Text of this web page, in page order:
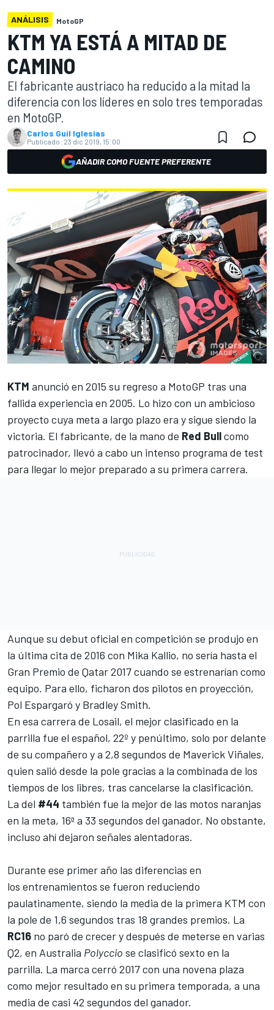
ANÁLISIS MotoGP
KTM YA ESTÁ A MITAD DE
CAMINO
El fabricante austriaco ha reducido a la mitad la
diferencia con los líderes en solo tres temporadas
en MotoGP.
Carlos Guil Iglesias
Publicado: 23 dic 2019, 15:00
AÑADIR COMO FUENTE PREFERENTE
KTM anunció en 2015 su regreso a MotoGP tras una
fallida experiencia en 2005. Lo hizo con un ambicioso
proyecto cuya meta a largo plazo era y sigue siendo la
victoria. El fabricante, de la mano de Red Bullcomo
patrocinador, llevó a cabo un intenso programa de test
para llegar lo mejor preparado a su primera carrera.
Aunque su debut oficial en competición se produjo en
la última cita de 2016 con Mika Kallio, no sería hasta el
Gran Premio de Qatar 2017 cuando se estrenarían como
equipo. Para ello, ficharon dos pilotos en proyección,
Pol Espargaró y Bradley Smith.
En esa carrera de Losail, el mejor clasificado en la
parrilla fue el español, 22º y penúltimo, solo por delante
de su compañero y a 2,8 segundos de Maverick Viñales,
quien salió desde la pole gracias a la combinada de los
tiempos de los libres, tras cancelarse la clasificación.
La del #44 también fue la mejor de las motos naranjas
en la meta, 16ª a 33 segundos del ganador. No obstante,
incluso ahí dejaron señales alentadoras.
Durante ese primer año las diferencias en
los entrenamientos se fueron reduciendo
paulatinamente, siendo la media de la primera KTM con
la pole de 1,6 segundos tras 18 grandes premios. La
RC16 no paró de crecer y después de meterse en varias
Q2, en Australia Polyccio se clasificó sexto en la
parrilla. La marca cerró 2017 con una novena plaza
como mejor resultado en su primera temporada, a una
media de casi 42 segundos del ganador.